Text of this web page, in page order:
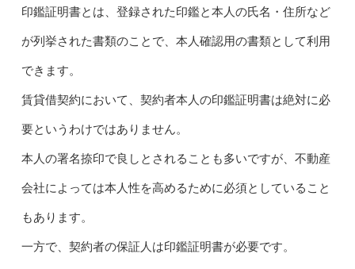
印鑑証明書とは、登録された印鑑と本人の氏名・住所など
が列挙された書類のことで、本人確認用の書類として利用
できます。
賃貸借契約において、契約者本人の印鑑証明書は絶対に必
要というわけではありません。
本人の署名捺印で良しとされることも多いですが、不動産
会社によっては本人性を高めるために必須としていること
もあります。
一方で、契約者の保証人は印鑑証明書が必要です。